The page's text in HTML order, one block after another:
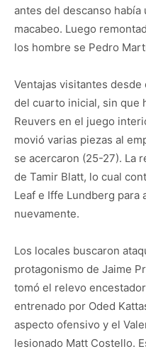
antes del descanso
macabeo. Luego
los hombre se Pedro
Ventajas visitantes
del cuarto inicial, sin que
Reuvers en el juego
movió varias piezas al
se acercaron (25-27). La
de Tamir Blatt, lo cual
Leaf e Iffe Lundberg para
nuevamente.
Los locales buscaron
protagonismo de Jaime
tomó el relevo
entrenado por Oded
aspecto ofensivo y el
lesionado Matt Costello.